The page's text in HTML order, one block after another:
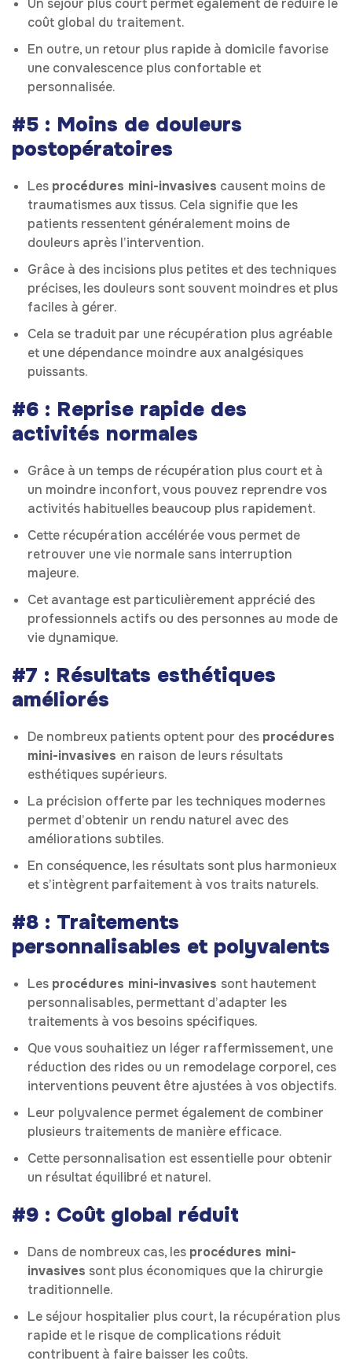
Un séjour plus court permet également de réduire le
coût global du traitement.
En outre, un retour plus rapide à domicile favorise
une convalescence plus confortable et
personnalisée.
#5 : Moins de douleurs
postopératoires
Les procédures mini-invasives causent moins de
traumatismes aux tissus. Cela signifie que les
patients ressentent généralement moins de
douleurs après l’intervention.
Grâce à des incisions plus petites et des techniques
précises, les douleurs sont souvent moindres et plus
faciles à gérer.
Cela se traduit par une récupération plus agréable
et une dépendance moindre aux analgésiques
puissants.
#6 : Reprise rapide des
activités normales
Grâce à un temps de récupération plus court et à
un moindre inconfort, vous pouvez reprendre vos
activités habituelles beaucoup plus rapidement.
Cette récupération accélérée vous permet de
retrouver une vie normale sans interruption
majeure.
Cet avantage est particulièrement apprécié des
professionnels actifs ou des personnes au mode de
vie dynamique.
#7 : Résultats esthétiques
améliorés
De nombreux patients optent pour des procédures
mini-invasives en raison de leurs résultats
esthétiques supérieurs.
La précision offerte par les techniques modernes
permet d’obtenir un rendu naturel avec des
améliorations subtiles.
En conséquence, les résultats sont plus harmonieux
et s’intègrent parfaitement à vos traits naturels.
#8 : Traitements
personnalisables et polyvalents
Les procédures mini-invasives sont hautement
personnalisables, permettant d’adapter les
traitements à vos besoins spécifiques.
Que vous souhaitiez un léger raffermissement, une
réduction des rides ou un remodelage corporel, ces
interventions peuvent être ajustées à vos objectifs.
Leur polyvalence permet également de combiner
plusieurs traitements de manière efficace.
Cette personnalisation est essentielle pour obtenir
un résultat équilibré et naturel.
#9 : Coût global réduit
Dans de nombreux cas, les procédures mini-
invasives sont plus économiques que la chirurgie
traditionnelle.
Le séjour hospitalier plus court, la récupération plus
rapide et le risque de complications réduit
contribuent à faire baisser les coûts.